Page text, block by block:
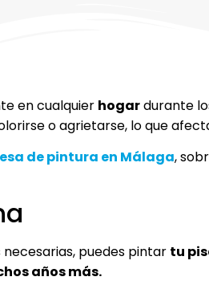
en cualquier hogardurante
o agrietarse, lo que
de pintura en Málaga,
puedes pintar tu
años más.